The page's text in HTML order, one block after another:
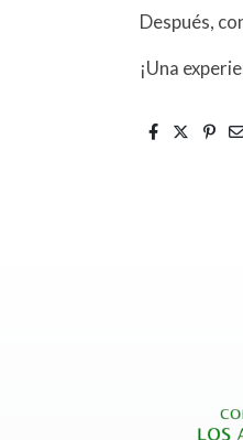
Después,
¡Una